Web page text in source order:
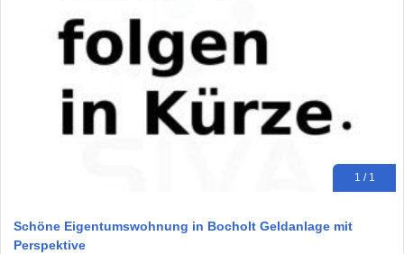
1 / 1
Schöne Eigentumswohnung in Bocholt Geldanlage mit
Perspektive